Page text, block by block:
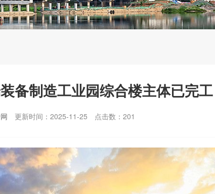
备制造工业园综合楼主体已完工
更新时间：2025-11-25 点击数： 201